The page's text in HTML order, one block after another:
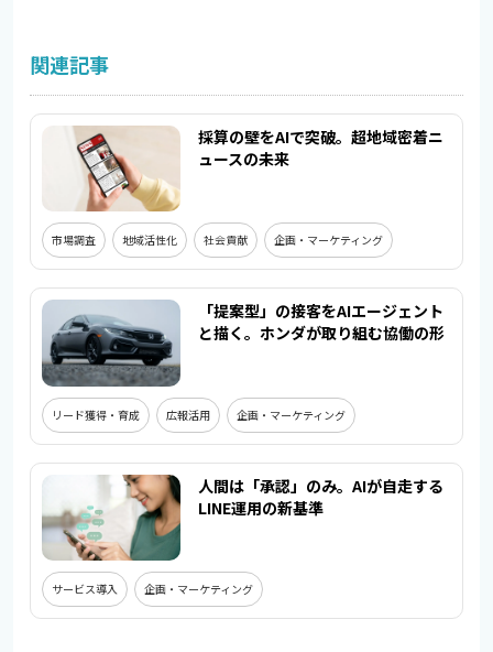
関連記事
採算の壁をAIで突破。超地域密着ニ
ュースの未来
市場調査 地域活性化 社会貢献 企画・マーケティング
「提案型」の接客をAIエージェント
と描く。ホンダが取り組む協働の形
リード獲得・育成 広報活用 企画・マーケティング
人間は「承認」のみ。AIが自走する
LINE運用の新基準
サービス導入 企画・マーケティング